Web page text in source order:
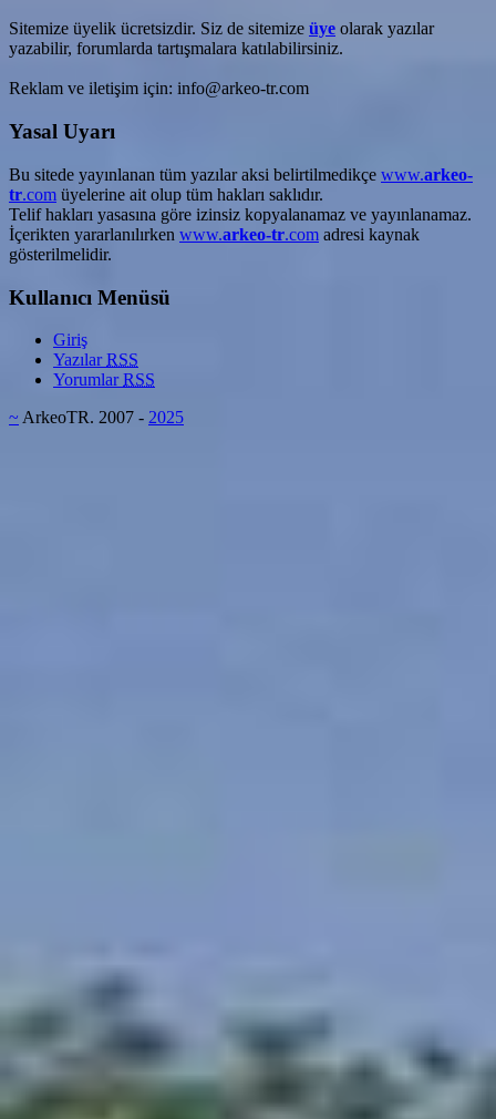
Sitemize üyelik ücretsizdir. Siz de sitemize üye olarak yazılar
yazabilir, forumlarda tartışmalara katılabilirsiniz.
Reklam ve iletişim için: info@arkeo-tr.com
Yasal Uyarı
Bu sitede yayınlanan tüm yazılar aksi belirtilmedikçe www.arkeo-
tr.com üyelerine ait olup tüm hakları saklıdır.
Telif hakları yasasına göre izinsiz kopyalanamaz ve yayınlanamaz.
İçerikten yararlanılırken www.arkeo-tr.com adresi kaynak
gösterilmelidir.
Kullanıcı Menüsü
Giriş
YazılarRSS
YorumlarRSS
~ ArkeoTR. 2007 - 2025